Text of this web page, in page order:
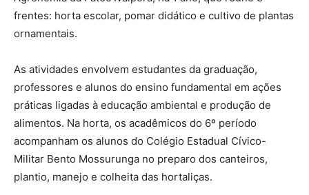
frentes: horta escolar, pomar didático e cultivo de plantas
ornamentais.
As atividades envolvem estudantes da graduação,
professores e alunos do ensino fundamental em ações
práticas ligadas à educação ambiental e produção de
alimentos. Na horta, os acadêmicos do 6º período
acompanham os alunos do Colégio Estadual Cívico-
Militar Bento Mossurunga no preparo dos canteiros,
plantio, manejo e colheita das hortaliças.